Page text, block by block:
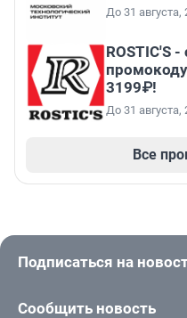
До 31 августа,
ROSTIC'S
3199₽!
До 31 августа,
Все
Подписаться на
Сообщить новость